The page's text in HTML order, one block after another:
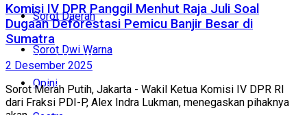
Sorot Daerah
Sorot Dwi Warna
Opini
Sorot Daerah
Sorot Dwi Warna
Opini
Komisi IV DPR Panggil Menhut Raja Juli Soal
Dugaan Deforestasi Pemicu Banjir Besar di
Sumatra
2 Desember 2025
Sorot Merah Putih, Jakarta - Wakil Ketua Komisi IV DPR RI
dari Fraksi PDI-P, Alex Indra Lukman, menegaskan pihaknya